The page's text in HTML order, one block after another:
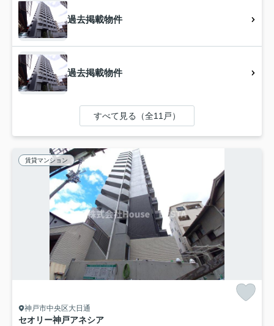
過去掲載物件
過去掲載物件
すべて見る（全11戸）
賃貸マンション
神戸市中央区大日通
セオリー神戸アネシア